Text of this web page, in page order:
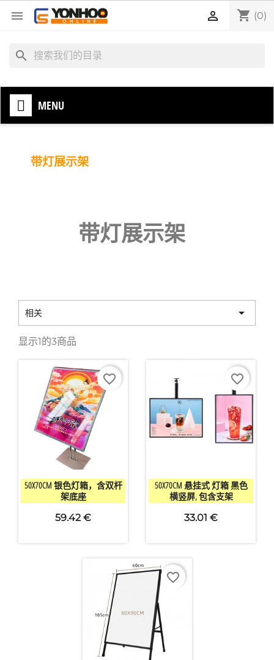
 shopping_cart (0)

search
MENU
带灯展示架
带灯展示架
相关 
显示1的3商品
快速查看
50X70CM 银色灯箱，含双杆
架底座
59.42 €
favorite_border
快速查看
50X70CM 悬挂式 灯箱 黑色
横竖屏, 包含支架
33.01 €
favorite_border
favorite_border